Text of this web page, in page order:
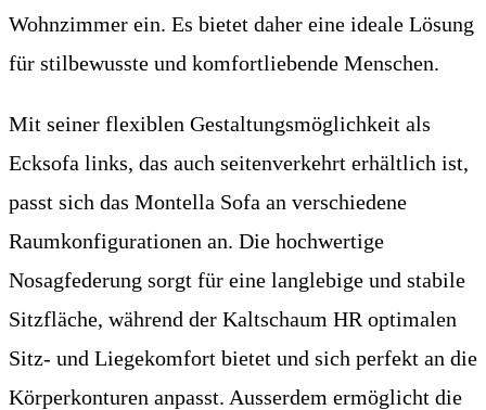
Wohnzimmer ein. Es bietet daher eine ideale Lösung
für stilbewusste und komfortliebende Menschen.
Mit seiner flexiblen Gestaltungsmöglichkeit als
Ecksofa links, das auch seitenverkehrt erhältlich ist,
passt sich das Montella Sofa an verschiedene
Raumkonfigurationen an. Die hochwertige
Nosagfederung sorgt für eine langlebige und stabile
Sitzfläche, während der Kaltschaum HR optimalen
Sitz- und Liegekomfort bietet und sich perfekt an die
Körperkonturen anpasst. Ausserdem ermöglicht die